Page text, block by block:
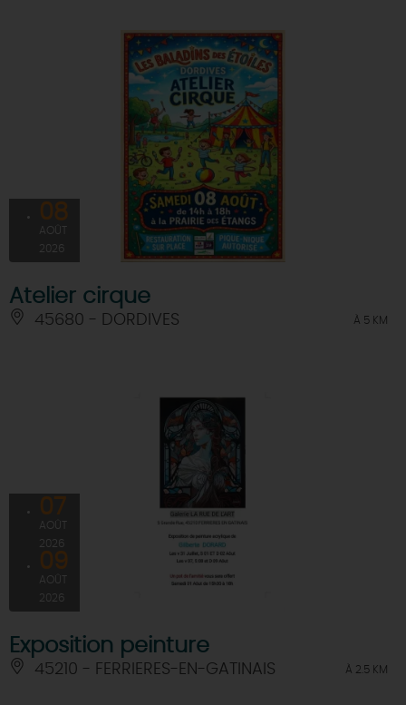
08
AOÛT
2026
Atelier cirque
45680 - DORDIVES À 5 KM
07
AOÛT
2026
09
AOÛT
2026
Exposition peinture
45210 - FERRIERES-EN-GATINAIS À 2.5 KM